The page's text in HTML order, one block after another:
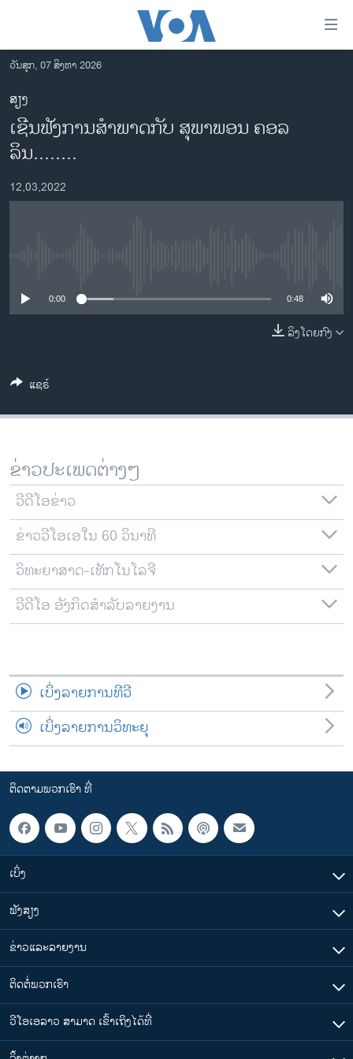
ເຂົ້າ
ຫາ
ຂ້າມ
ຂ້າມ
ຂ້າມ
ໄປ
ຫາ
ຊອກ
ລາວ
ອາເມຣິກາ
ຂ່າວ​ຈີນ
ຊີວິດຊາວລາວ
ທຸລະກິດ
ພາສາອັງກິດ
ສຽງ
ລາຍການກະຈາຍສຽງ
ລາຍງານ
ຕິດຕາມພວກເຮົາ ທີ່
ພາສາຕ່າງໆ
ວັນສຸກ, 07 ສິງຫາ 2026
ສຽງ
ເຊີນຟັງການສໍາພາດກັບ ສຸພາພອນ ຄອລ
ລິນ........
12,03,2022
0:00 0:48
ລິງໂດຍກົງ
ແຊຣ໌
ຂ່າວປະເພດຕ່າງໆ
ວີດີໂອຂ່າວ
ຂ່າວວີໂອເອໃນ 60 ວິນາທີ
ວິທະຍາສາດ-ເທັກໂນໂລຈີ
ວີດີໂອ ອັງກິດສຳລັບລາຍງານ
ເບິ່ງລາຍການທີວີ
ເບິ່ງລາຍການວິທະຍຸ
ຕິດຕາມພວກເຮົາ ທີ່
ເບິ່ງ
ຟັງສຽງ
ຂ່າວແລະລາຍງານ
ຕິດຕໍ່ພວກເຮົາ
ວີໂອເອລາວ ສາມາດ ເຂົ້າເຖິງໄດ້ທີ່